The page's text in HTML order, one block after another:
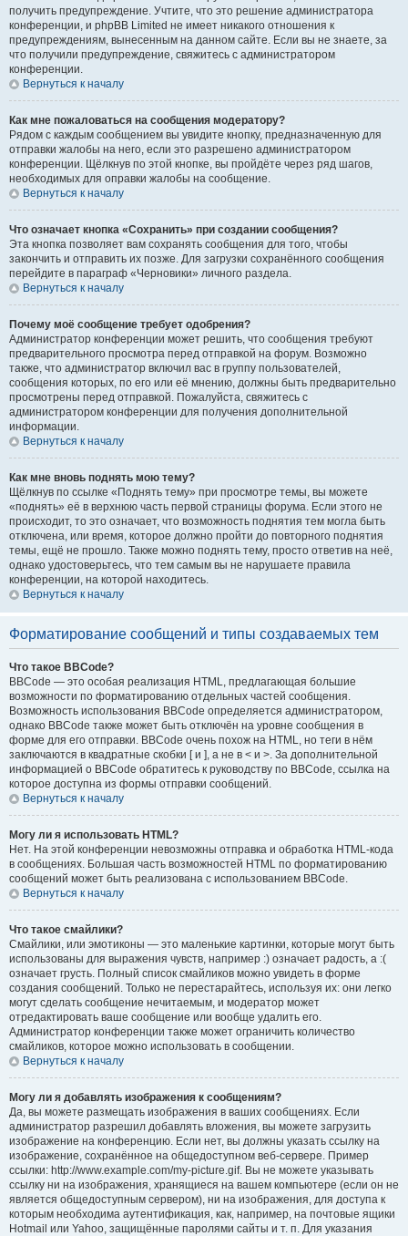
получить предупреждение. Учтите, что это решение администратора
конференции, и phpBB Limited не имеет никакого отношения к
предупреждениям, вынесенным на данном сайте. Если вы не знаете, за
что получили предупреждение, свяжитесь с администратором
конференции.
Вернуться к началу
Как мне пожаловаться на сообщения модератору?
Рядом с каждым сообщением вы увидите кнопку, предназначенную для
отправки жалобы на него, если это разрешено администратором
конференции. Щёлкнув по этой кнопке, вы пройдёте через ряд шагов,
необходимых для оправки жалобы на сообщение.
Вернуться к началу
Что означает кнопка «Сохранить» при создании сообщения?
Эта кнопка позволяет вам сохранять сообщения для того, чтобы
закончить и отправить их позже. Для загрузки сохранённого сообщения
перейдите в параграф «Черновики» личного раздела.
Вернуться к началу
Почему моё сообщение требует одобрения?
Администратор конференции может решить, что сообщения требуют
предварительного просмотра перед отправкой на форум. Возможно
также, что администратор включил вас в группу пользователей,
сообщения которых, по его или её мнению, должны быть предварительно
просмотрены перед отправкой. Пожалуйста, свяжитесь с
администратором конференции для получения дополнительной
информации.
Вернуться к началу
Как мне вновь поднять мою тему?
Щёлкнув по ссылке «Поднять тему» при просмотре темы, вы можете
«поднять» её в верхнюю часть первой страницы форума. Если этого не
происходит, то это означает, что возможность поднятия тем могла быть
отключена, или время, которое должно пройти до повторного поднятия
темы, ещё не прошло. Также можно поднять тему, просто ответив на неё,
однако удостоверьтесь, что тем самым вы не нарушаете правила
конференции, на которой находитесь.
Вернуться к началу
Форматирование сообщений и типы создаваемых тем
Что такое BBCode?
BBCode — это особая реализация HTML, предлагающая большие
возможности по форматированию отдельных частей сообщения.
Возможность использования BBCode определяется администратором,
однако BBCode также может быть отключён на уровне сообщения в
форме для его отправки. BBCode очень похож на HTML, но теги в нём
заключаются в квадратные скобки [ и ], а не в < и >. За дополнительной
информацией о BBCode обратитесь к руководству по BBCode, ссылка на
которое доступна из формы отправки сообщений.
Вернуться к началу
Могу ли я использовать HTML?
Нет. На этой конференции невозможны отправка и обработка HTML-кода
в сообщениях. Большая часть возможностей HTML по форматированию
сообщений может быть реализована с использованием BBCode.
Вернуться к началу
Что такое смайлики?
Смайлики, или эмотиконы — это маленькие картинки, которые могут быть
использованы для выражения чувств, например :) означает радость, а :(
означает грусть. Полный список смайликов можно увидеть в форме
создания сообщений. Только не перестарайтесь, используя их: они легко
могут сделать сообщение нечитаемым, и модератор может
отредактировать ваше сообщение или вообще удалить его.
Администратор конференции также может ограничить количество
смайликов, которое можно использовать в сообщении.
Вернуться к началу
Могу ли я добавлять изображения к сообщениям?
Да, вы можете размещать изображения в ваших сообщениях. Если
администратор разрешил добавлять вложения, вы можете загрузить
изображение на конференцию. Если нет, вы должны указать ссылку на
изображение, сохранённое на общедоступном веб-сервере. Пример
ссылки: http://www.example.com/my-picture.gif. Вы не можете указывать
ссылку ни на изображения, хранящиеся на вашем компьютере (если он не
является общедоступным сервером), ни на изображения, для доступа к
которым необходима аутентификация, как, например, на почтовые ящики
Hotmail или Yahoo, защищённые паролями сайты и т. п. Для указания